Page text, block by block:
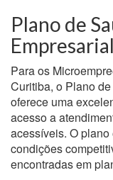
Plano de
Para os
Curitiba, o Plano
oferece uma
acesso a
acessíveis. O
condições
encontradas em